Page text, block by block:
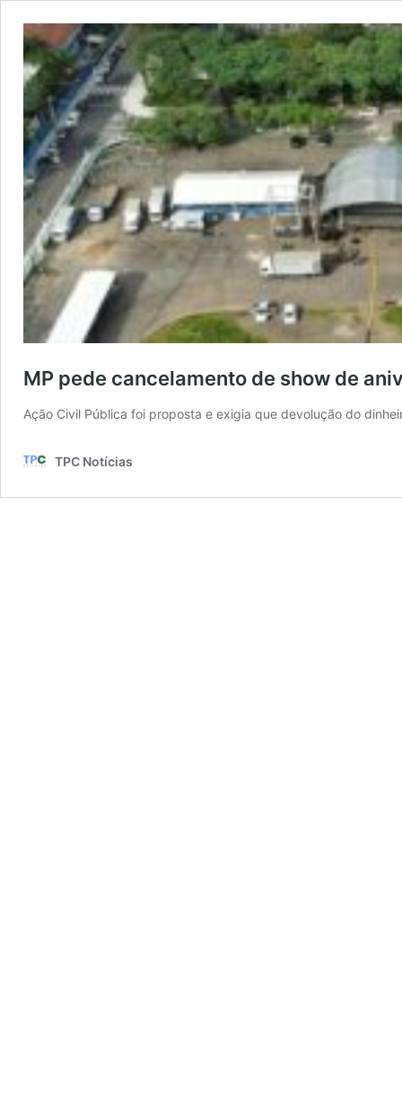
MP pede cancelamento de show de
Ação Civil Pública foi proposta e exigia que devolução do
TPC Notícias